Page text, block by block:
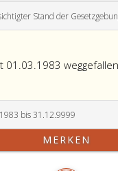
Stand der
01.03.1983
bis 31.12.9999
MERKEN